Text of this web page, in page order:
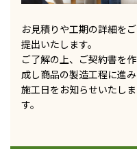
お見積りや工期の詳細をご
提出いたします。
ご了解の上、ご契約書を作
成し商品の製造工程に進み
施工日をお知らせいたしま
す。